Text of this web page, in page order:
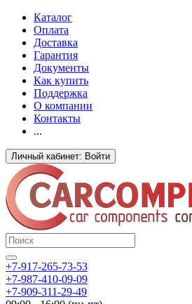
Каталог
Оплата
Доставка
Гарантия
Документы
Как купить
Поддержка
О компании
Контакты
...
Личный кабинет: Войти
+7-917-265-73-53
+7-987-410-09-09
+7-909-311-29-49